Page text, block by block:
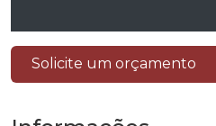
Solicite um orçamento